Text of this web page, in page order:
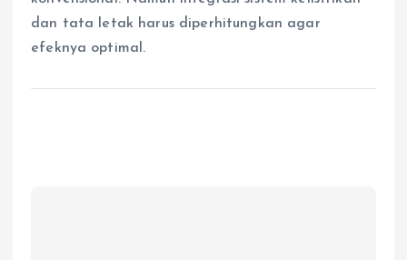
dan tata letak harus diperhitungkan agar
efeknya optimal.